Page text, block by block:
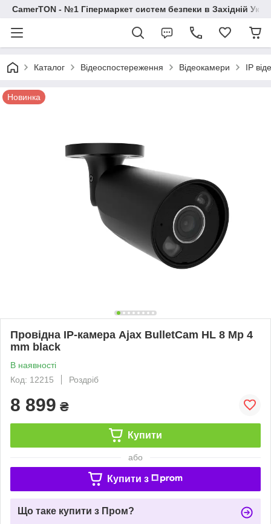
CamerTON - №1 Гіпермаркет систем безпеки в Західній
Каталог Відеоспостереження Відеокамери IP
Новинка
Провідна IP-камера Ajax BulletCam HL 8 Mp 4
mm black
В наявності
Код: 12215
Роздріб
8 899 ₴
Купити
або
Купити з
Що таке купити з Пром?